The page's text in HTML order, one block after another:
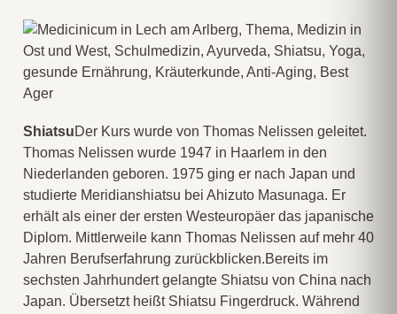
ShiatsuDer Kurs wurde von Thomas Nelissen geleitet.
Thomas Nelissen wurde 1947 in Haarlem in den
Niederlanden geboren. 1975 ging er nach Japan und
studierte Meridianshiatsu bei Ahizuto Masunaga. Er
erhält als einer der ersten Westeuropäer das japanische
Diplom. Mittlerweile kann Thomas Nelissen auf mehr 40
Jahren Berufserfahrung zurückblicken.Bereits im
sechsten Jahrhundert gelangte Shiatsu von China nach
Japan. Übersetzt heißt Shiatsu Fingerdruck. Während